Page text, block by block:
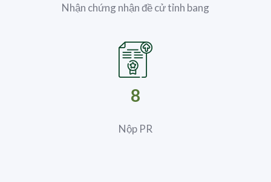
Nhận chứng nhận đề cử tỉnh bang
8
Nộp PR